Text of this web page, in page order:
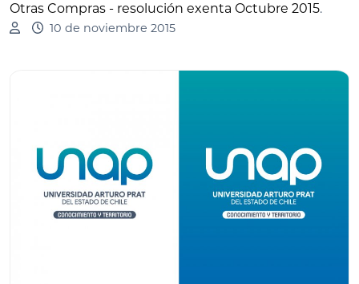
Otras Compras - resolución exenta Octubre 2015.
10 de noviembre 2015